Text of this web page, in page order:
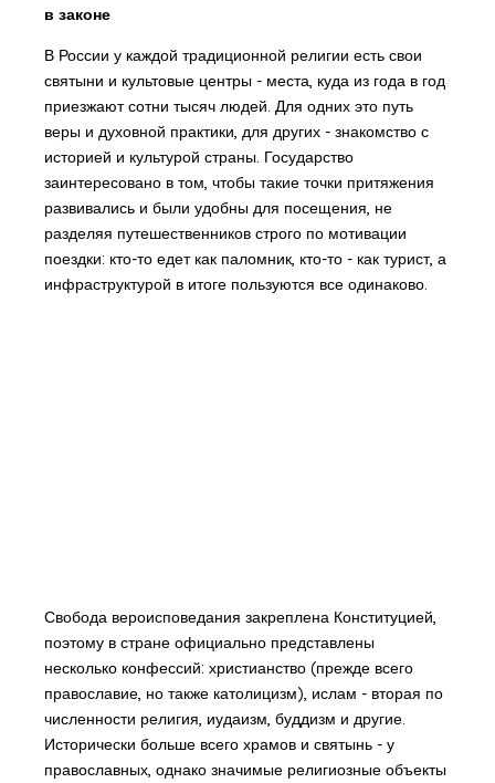
в законе
В России у каждой традиционной религии есть свои
святыни и культовые центры - места, куда из года в год
приезжают сотни тысяч людей. Для одних это путь
веры и духовной практики, для других - знакомство с
историей и культурой страны. Государство
заинтересовано в том, чтобы такие точки притяжения
развивались и были удобны для посещения, не
разделяя путешественников строго по мотивации
поездки: кто-то едет как паломник, кто-то - как турист, а
инфраструктурой в итоге пользуются все одинаково.
Свобода вероисповедания закреплена Конституцией,
поэтому в стране официально представлены
несколько конфессий: христианство (прежде всего
православие, но также католицизм), ислам - вторая по
численности религия, иудаизм, буддизм и другие.
Исторически больше всего храмов и святынь - у
православных, однако значимые религиозные объекты